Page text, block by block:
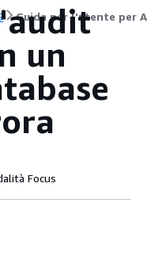
Guida per l'utente per
un
Focus